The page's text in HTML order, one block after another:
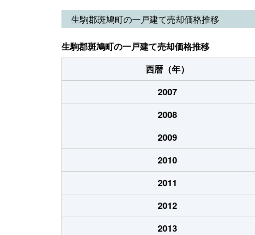
法隆寺北
2,600万円 法隆寺
法隆寺北
1,300万円 法隆寺
法隆寺北
4,300万円 法隆寺
目安
700万円 法隆寺
目安
1,400万円 法隆寺
生駒郡斑鳩町の一戸建て売却価格推移
生駒郡斑鳩町の一戸建て売却価格推移
西暦（年）
2007
2008
2009
2010
2011
2012
2013